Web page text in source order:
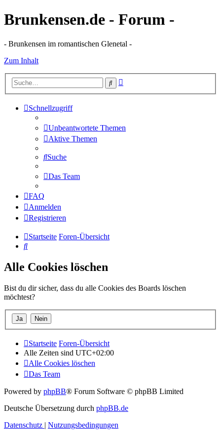
Brunkensen.de - Forum -
- Brunkensen im romantischen Glenetal -
Zum Inhalt
Suche
Schnellzugriff
Unbeantwortete Themen
Aktive Themen
Suche
Das Team
FAQ
Anmelden
Registrieren
Startseite Foren-Übersicht
Suche
Alle Cookies löschen
Bist du dir sicher, dass du alle Cookies des Boards löschen
möchtest?
Startseite Foren-Übersicht
Alle Zeiten sind UTC+02:00
Alle Cookies löschen
Das Team
Powered by phpBB® Forum Software © phpBB Limited
Deutsche Übersetzung durch phpBB.de
Datenschutz | Nutzungsbedingungen